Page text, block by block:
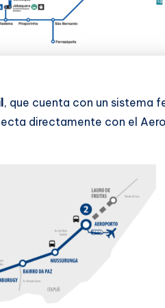
, que cuenta con un sistema
directamente con el